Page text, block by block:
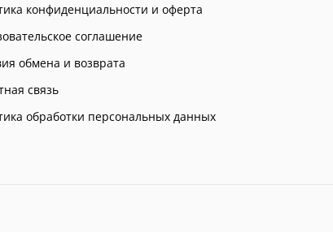
конфиденциальности и оферта
соглашение
обмена и возврата
связь
обработки персональных данных